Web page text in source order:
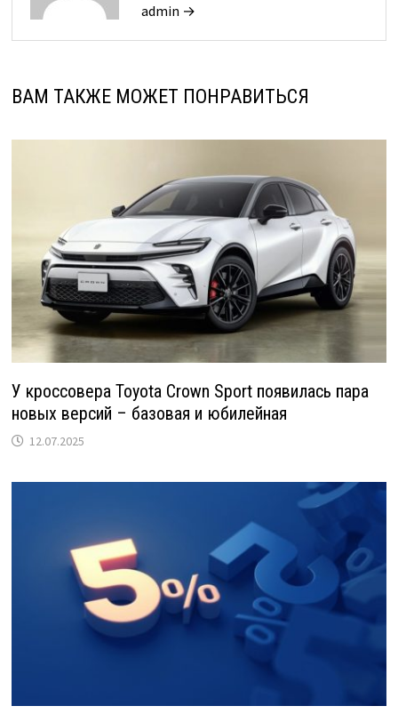
admin →
ВАМ ТАКЖЕ МОЖЕТ ПОНРАВИТЬСЯ
У кроссовера Toyota Crown Sport появилась пара
новых версий – базовая и юбилейная
12.07.2025